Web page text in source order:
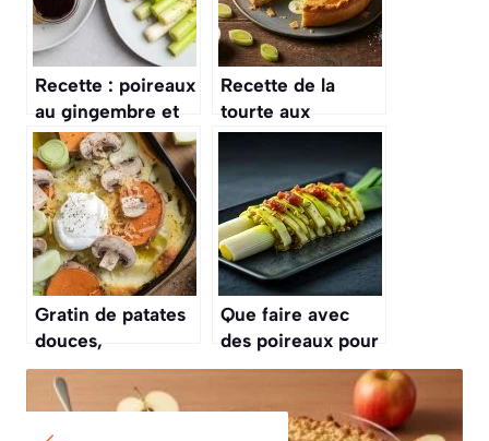
Recette : poireaux
au gingembre et
sésame
Recette de la
tourte aux
poireaux facile et
savoureuse
Gratin de patates
douces,
champignons et
poireaux : recette
Que faire avec
des poireaux pour
changer de la